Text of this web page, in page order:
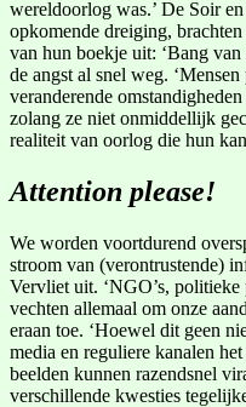
wereldoorlog was.’ De Soir
opkomende dreiging, brachten
van hun boekje uit: ‘Bang
de angst al snel weg. ‘Mensen
veranderende
zolang ze niet onmiddellijk
realiteit van oorlog die hun
Attention please!
We worden voortdurend
stroom van (verontrustende)
Vervliet uit. ‘NGO’s,
vechten allemaal om onze
eraan toe. ‘Hoewel dit geen
media en reguliere kanalen
beelden kunnen razendsnel
verschillende kwesties